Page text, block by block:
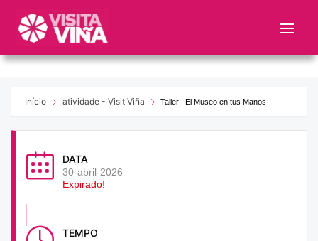
este
web
sistemaInício atividade - Visit Viña Taller | El Museo en tus Manos
DATA
30-abril-2026
Expirado!
TEMPO